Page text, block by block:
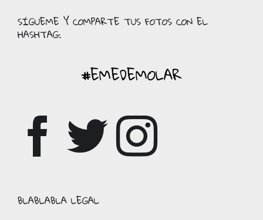
SÍGUEME Y COMPARTE TUS FOTOS CON EL
HASHTAG:
#EMEDEMOLAR
BLABLABLA LEGAL